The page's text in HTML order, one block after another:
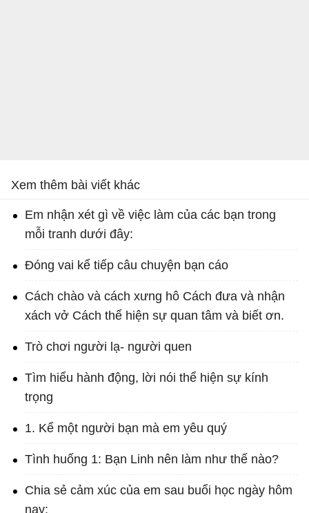
Xem thêm bài viết khác
Em nhận xét gì về việc làm của các bạn trong
mỗi tranh dưới đây:
Đóng vai kể tiếp câu chuyện bạn cáo
Cách chào và cách xưng hô Cách đưa và nhận
xách vở Cách thể hiện sự quan tâm và biết ơn.
Trò chơi người lạ- người quen
Tìm hiểu hành động, lời nói thể hiện sự kính
trọng
1. Kể một người bạn mà em yêu quý
Tình huống 1: Bạn Linh nên làm như thế nào?
Chia sẻ cảm xúc của em sau buổi học ngày hôm
nay: